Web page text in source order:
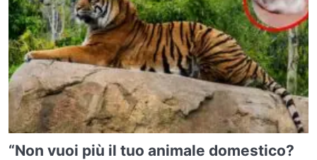
“Non vuoi più il tuo animale domestico?